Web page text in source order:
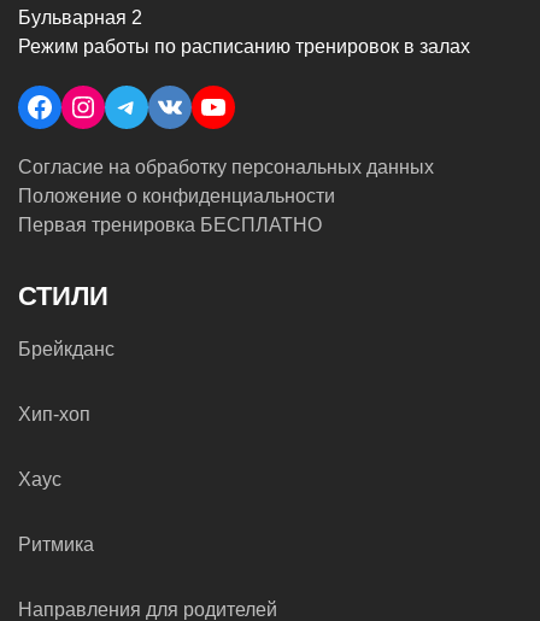
Бульварная 2
Режим работы по расписанию тренировок в залах
Facebook
Instagram
Telegram
VK YouTube
Согласие на обработку персональных данных
Положение о конфиденциальности
Первая тренировка БЕСПЛАТНО
СТИЛИ
Брейкданс
Хип-хоп
Хаус
Ритмика
Направления для родителей